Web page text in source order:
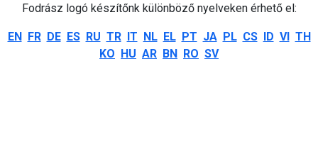
Fodrász logó készítőnk különböző nyelveken érhető el:
EN FR DE ES RU TR IT NL EL PT JA PL CS ID VI TH
KO HU AR BN RO SV